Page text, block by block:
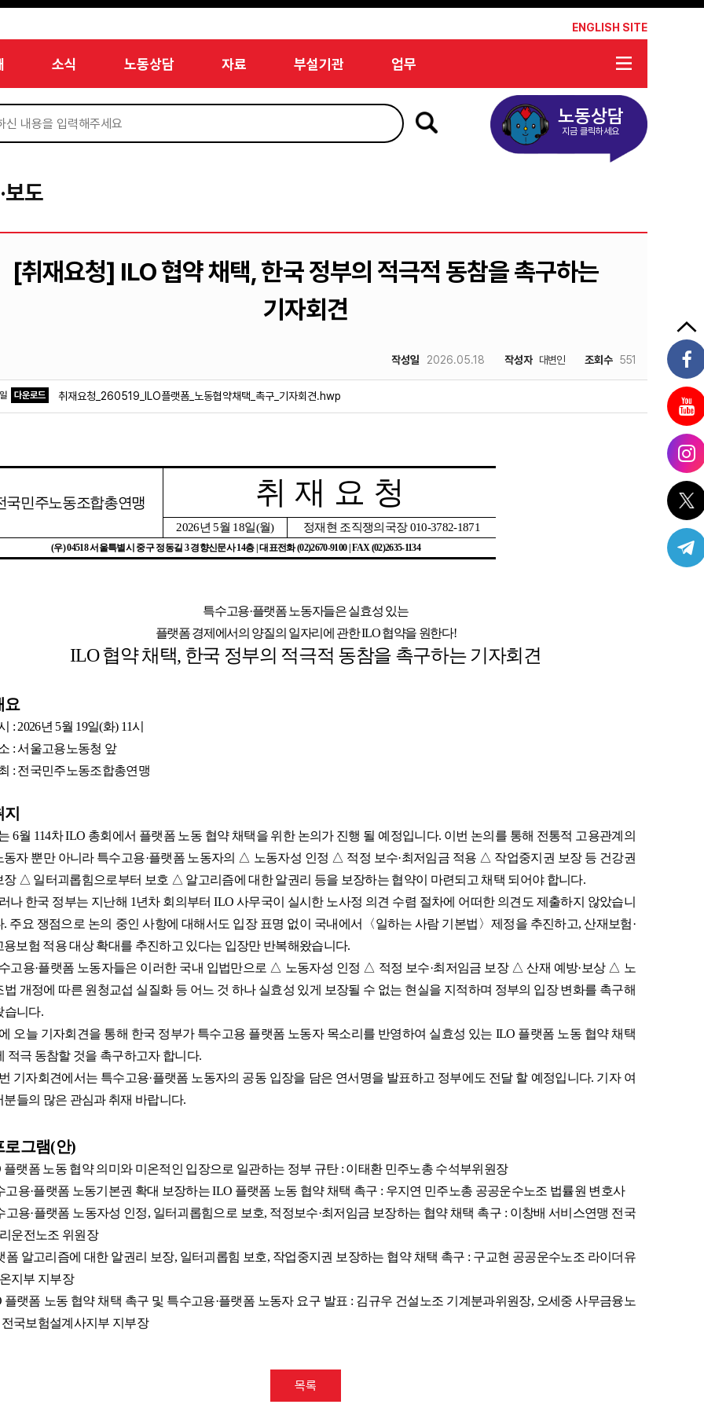
ENGLISH SITE
소식 노동상담 자료 부설기관 업무
노동상담
지금 클릭하세요
보도
[취재요청] ILO 협약 채택, 한국 정부의 적극적 동참을 촉구하는
기자회견
작성일 2026.05.18 작성자 대변인 조회수 551
다운로드 취재요청_260519_ILO플랫폼_노동협약채택_촉구_기자회견.hwp
국민주노동조합총연맹 취 재 요 청
2026년5월 18일(월) 정재현 조직쟁의국장010-3782-1871
(우) 04518서울특별시 중구 정동길 3경향신문사14층 |대표전화(02)2670-9100 | FAX (02)2635-1134
특수고용·플랫폼 노동자들은 실효성 있는
플랫폼 경제에서의 양질의 일자리에 관한ILO협약을 원한다!
ILO협약 채택, 한국 정부의 적극적 동참을 촉구하는 기자회견
요
: 2026년 5월 19일(화) 11시
:서울고용노동청 앞
: 전국민주노동조합총연맹
지
6월 114차ILO 총회에서 플랫폼 노동 협약 채택을 위한 논의가 진행 될 예정입니다. 이번 논의를 통해 전통적 고용관계의
동자 뿐만 아니라 특수고용·플랫폼 노동자의 △ 노동자성 인정 △ 적정 보수·최저임금 적용 △ 작업중지권 보장 등 건강권
장 △ 일터괴롭힘으로부터 보호 △ 알고리즘에 대한 알권리 등을 보장하는 협약이 마련되고 채택 되어야 합니다.
나 한국 정부는 지난해 1 년차 회의부터ILO 사무국이 실시한 노사정 의견 수렴 절차에 어떠한 의견도 제출하지 않았습니
. 주요 쟁점으로 논의 중인 사항에 대해서도 입장 표명 없이 국내에서 〈일하는 사람 기본법 〉 제정을 추진하고,산재보험·
용보험 적용 대상 확대를 추진하고 있다는 입장만 반복해왔습니다.
고용·플랫폼 노동자들은 이러한 국내 입법만으로 △ 노동자성 인정 △ 적정 보수·최저임금 보장 △산재 예방· 보상 △ 노
법 개정에 따른 원청교섭 실질화 등 어느 것 하나 실효성 있게 보장될 수 없는 현실을 지적하며 정부의 입장 변화를 촉구해
습니다.
오늘 기자회견을 통해 한국 정부가 특수고용 플랫폼 노동자 목소리를 반영하여 실효성 있는 ILO 플랫폼 노동 협약 채택
적극 동참할 것을 촉구하고자 합니다.
기자회견에서는 특수고용·플랫폼 노동자의 공동 입장을 담은 연서명을 발표하고 정부에도 전달 할 예정입니다. 기자 여
분들의 많은 관심과 취재 바랍니다.
로그램(안)
플랫폼 노동 협약 의미와 미온적인 입장으로 일관하는 정부 규탄 : 이태환 민주노총 수석부위원장
고용·플랫폼 노동기본권 확대 보장하는ILO 플랫폼 노동 협약 채택 촉구 : 우지연 민주노총 공공운수노조 법률원 변호사
고용·플랫폼 노동자성 인정, 일터괴롭힘으로 보호, 적정보수·최저임금 보장하는 협약 채택 촉구 : 이창배 서비스연맹 전국
운전노조 위원장
폼 알고리즘에 대한 알권리 보장, 일터괴롭힘 보호, 작업중지권 보장하는 협약 채택 촉구 : 구교현 공공운수노조 라이더유
지부 지부장
플랫폼 노동 협약 채택 촉구 및 특수고용·플랫폼 노동자 요구 발표 : 김규우 건설노조 기계분과위원장, 오세중 사무금융노
전국보험설계사지부 지부장
목록